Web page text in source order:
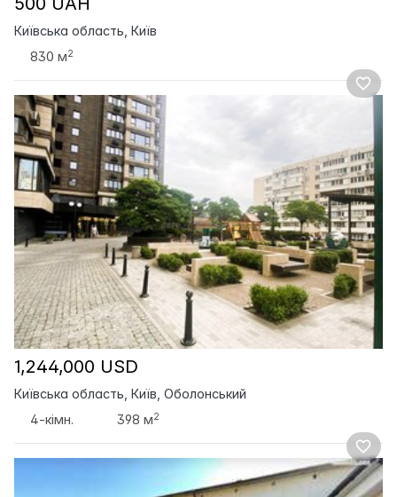
Київська область, Київ
830 м2
1,244,000 USD
Київська область, Київ, Оболонський
4-кімн.
398 м2